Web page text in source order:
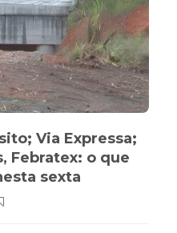
Via Expressa;
Febratex: o que
sexta